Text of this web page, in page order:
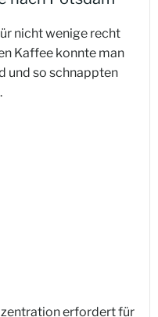
nicht wenige recht
Kaffee konnte man
und so schnappten
erfordert für